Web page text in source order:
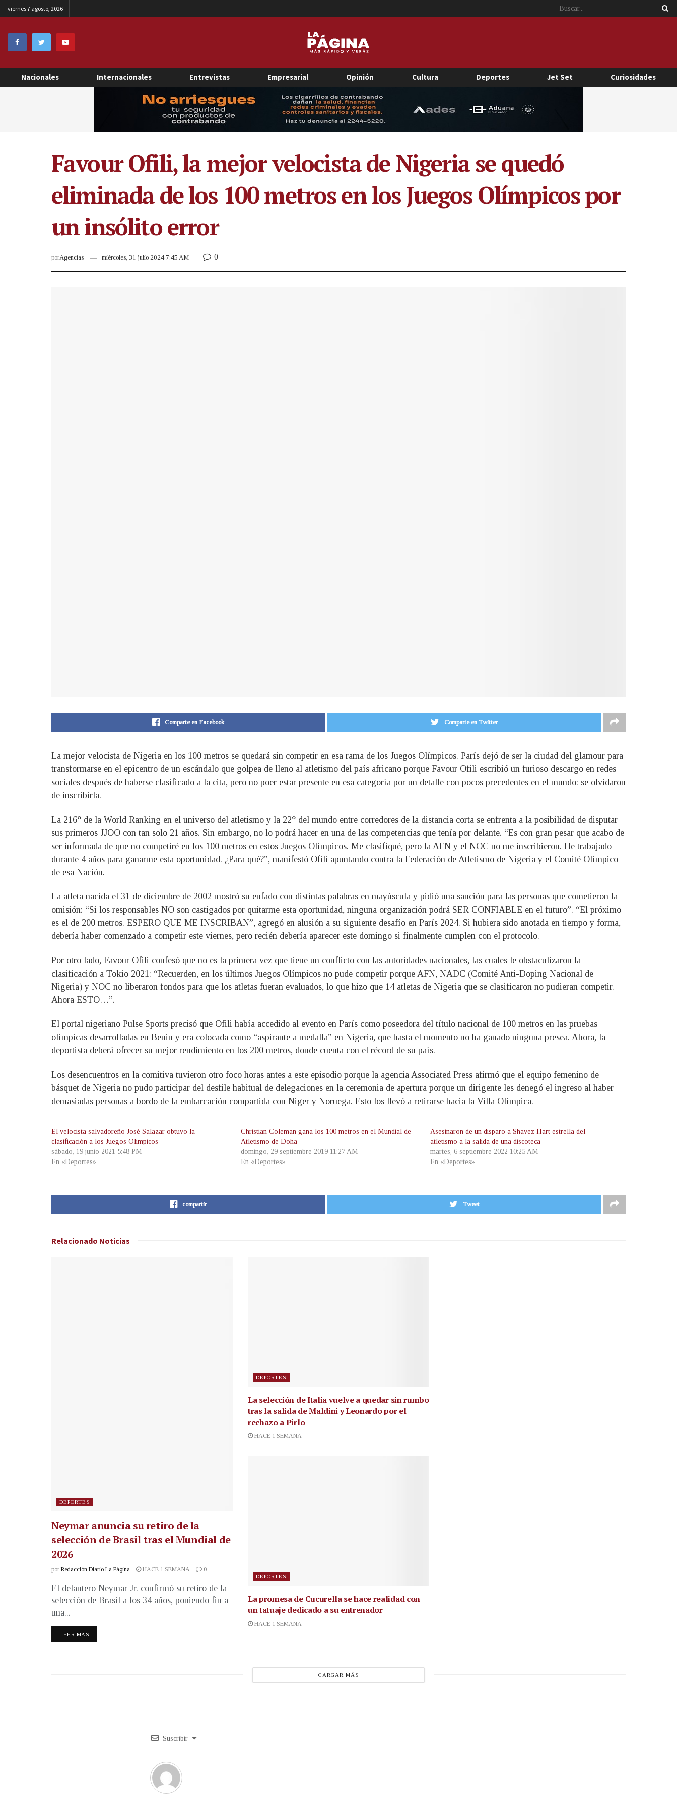
viernes 7 agosto, 2026
Nacionales Internacionales Entrevistas Empresarial Opinión Cultura Deportes Jet Set Curiosidades
Favour Ofili, la mejor velocista de Nigeria se quedó
eliminada de los 100 metros en los Juegos Olímpicos por
un insólito error
porAgencias miércoles, 31 julio 2024 7:45 AM 0
Comparte en Facebook Comparte en Twitter
La mejor velocista de Nigeria en los 100 metros se quedará sin competir en esa rama de los Juegos Olímpicos. París dejó de ser la ciudad del glamour para
transformarse en el epicentro de un escándalo que golpea de lleno al atletismo del país africano porque Favour Ofili escribió un furioso descargo en redes
sociales después de haberse clasificado a la cita, pero no poer estar presente en esa categoría por un detalle con pocos precedentes en el mundo: se olvidaron
de inscribirla.
La 216° de la World Ranking en el universo del atletismo y la 22° del mundo entre corredores de la distancia corta se enfrenta a la posibilidad de disputar
sus primeros JJOO con tan solo 21 años. Sin embargo, no lo podrá hacer en una de las competencias que tenía por delante. “Es con gran pesar que acabo de
ser informada de que no competiré en los 100 metros en estos Juegos Olímpicos. Me clasifiqué, pero la AFN y el NOC no me inscribieron. He trabajado
durante 4 años para ganarme esta oportunidad. ¿Para qué?”, manifestó Ofili apuntando contra la Federación de Atletismo de Nigeria y el Comité Olímpico
de esa Nación.
La atleta nacida el 31 de diciembre de 2002 mostró su enfado con distintas palabras en mayúscula y pidió una sanción para las personas que cometieron la
omisión: “Si los responsables NO son castigados por quitarme esta oportunidad, ninguna organización podrá SER CONFIABLE en el futuro”. “El próximo
es el de 200 metros. ESPERO QUE ME INSCRIBAN”, agregó en alusión a su siguiente desafío en París 2024. Si hubiera sido anotada en tiempo y forma,
debería haber comenzado a competir este viernes, pero recién debería aparecer este domingo si finalmente cumplen con el protocolo.
Por otro lado, Favour Ofili confesó que no es la primera vez que tiene un conflicto con las autoridades nacionales, las cuales le obstaculizaron la
clasificación a Tokio 2021: “Recuerden, en los últimos Juegos Olímpicos no pude competir porque AFN, NADC (Comité Anti-Doping Nacional de
Nigeria) y NOC no liberaron fondos para que los atletas fueran evaluados, lo que hizo que 14 atletas de Nigeria que se clasificaron no pudieran competir.
Ahora ESTO…”.
El portal nigeriano Pulse Sports precisó que Ofili había accedido al evento en París como poseedora del título nacional de 100 metros en las pruebas
olímpicas desarrolladas en Benin y era colocada como “aspirante a medalla” en Nigeria, que hasta el momento no ha ganado ninguna presea. Ahora, la
deportista deberá ofrecer su mejor rendimiento en los 200 metros, donde cuenta con el récord de su país.
Los desencuentros en la comitiva tuvieron otro foco horas antes a este episodio porque la agencia Associated Press afirmó que el equipo femenino de
básquet de Nigeria no pudo participar del desfile habitual de delegaciones en la ceremonia de apertura porque un dirigente les denegó el ingreso al haber
demasiadas personas a bordo de la embarcación compartida con Niger y Noruega. Esto los llevó a retirarse hacia la Villa Olímpica.
El velocista salvadoreño José Salazar obtuvo la
clasificación a los Juegos Olimpicos
sábado, 19 junio 2021 5:48 PM
En «Deportes»
Christian Coleman gana los 100 metros en el Mundial de
Atletismo de Doha
domingo, 29 septiembre 2019 11:27 AM
En «Deportes»
Asesinaron de un disparo a Shavez Hart estrella del
atletismo a la salida de una discoteca
martes, 6 septiembre 2022 10:25 AM
En «Deportes»
compartir Tweet
Relacionado Noticias
DEPORTES
Neymar anuncia su retiro de la
selección de Brasil tras el Mundial de
2026
por Redacción Diario La Página HACE 1 SEMANA 0
El delantero Neymar Jr. confirmó su retiro de la
selección de Brasil a los 34 años, poniendo fin a
una...
LEER MÁS
DEPORTES
La selección de Italia vuelve a quedar sin rumbo
tras la salida de Maldini y Leonardo por el
rechazo a Pirlo
HACE 1 SEMANA
DEPORTES
La promesa de Cucurella se hace realidad con
un tatuaje dedicado a su entrenador
HACE 1 SEMANA
CARGAR MÁS
Suscribir